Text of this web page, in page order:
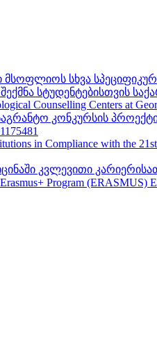
სხვა სპეციფიკურ
სტუდენტებისთვის
Counselling Centers at
კონკურსის
in Compliance with the
კვლევითი
Program